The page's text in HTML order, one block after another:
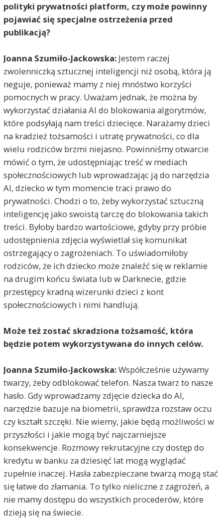
polityki prywatności platform, czy może powinny
pojawiać się specjalne ostrzeżenia przed
publikacją?
Joanna Szumiło-Jackowska:Jestem raczej
zwolenniczką sztucznej inteligencji niż osobą, która ją
neguje, ponieważ mamy z niej mnóstwo korzyści
pomocnych w pracy. Uważam jednak, że można by
wykorzystać działania AI do blokowania algorytmów,
które podsyłają nam treści dziecięce. Narażamy dzieci
na kradzież tożsamości i utratę prywatności, co dla
wielu rodziców brzmi niejasno. Powinniśmy otwarcie
mówić o tym, że udostępniając treść w mediach
społecznościowych lub wprowadzając ją do narzędzia
AI, dziecko w tym momencie traci prawo do
prywatności. Chodzi o to, żeby wykorzystać sztuczną
inteligencję jako swoistą tarczę do blokowania takich
treści. Byłoby bardzo wartościowe, gdyby przy próbie
udostępnienia zdjęcia wyświetlał się komunikat
ostrzegający o zagrożeniach. To uświadomiłoby
rodziców, że ich dziecko może znaleźć się w reklamie
na drugim końcu świata lub w Darknecie, gdzie
przestępcy kradną wizerunki dzieci z kont
społecznościowych i nimi handlują.
Może też zostać skradziona tożsamość, która
będzie potem wykorzystywana do innych celów.
Joanna Szumiło-Jackowska:Współcześnie używamy
twarzy, żeby odblokować telefon. Nasza twarz to nasze
hasło. Gdy wprowadzamy zdjęcie dziecka do AI,
narzędzie bazuje na biometrii, sprawdza rozstaw oczu
czy kształt szczęki. Nie wiemy, jakie będą możliwości w
przyszłości i jakie mogą być najczarniejsze
konsekwencje. Rozmowy rekrutacyjne czy dostęp do
kredytu w banku za dziesięć lat mogą wyglądać
zupełnie inaczej. Hasła zabezpieczane twarzą mogą stać
się łatwe do złamania. To tylko nieliczne z zagrożeń, a
nie mamy dostępu do wszystkich procederów, które
dzieją się na świecie.